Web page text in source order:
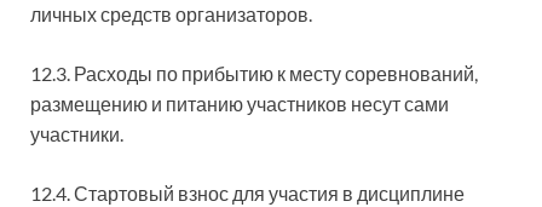
личных средств организаторов.
12.3. Расходы по прибытию к месту соревнований,
размещению и питанию участников несут сами
участники.
12.4. Стартовый взнос для участия в дисциплине